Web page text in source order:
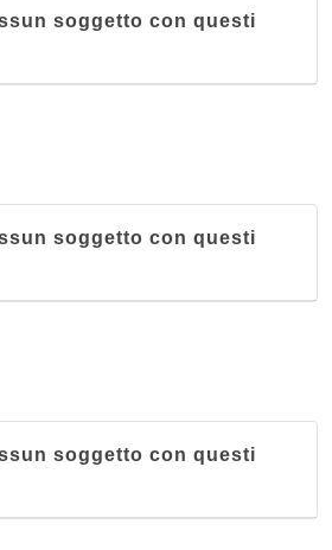
soggetto con questi
soggetto con questi
soggetto con questi